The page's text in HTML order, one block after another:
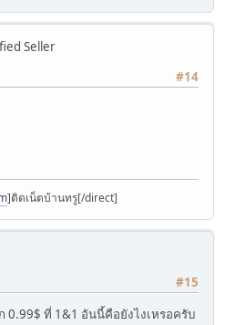
Seller
#14
]ติดเน็ตบ้านทรู[/direct]
#15
0.99$ ที่ 1&1 อันนี้คือยังไงเหรอครับ